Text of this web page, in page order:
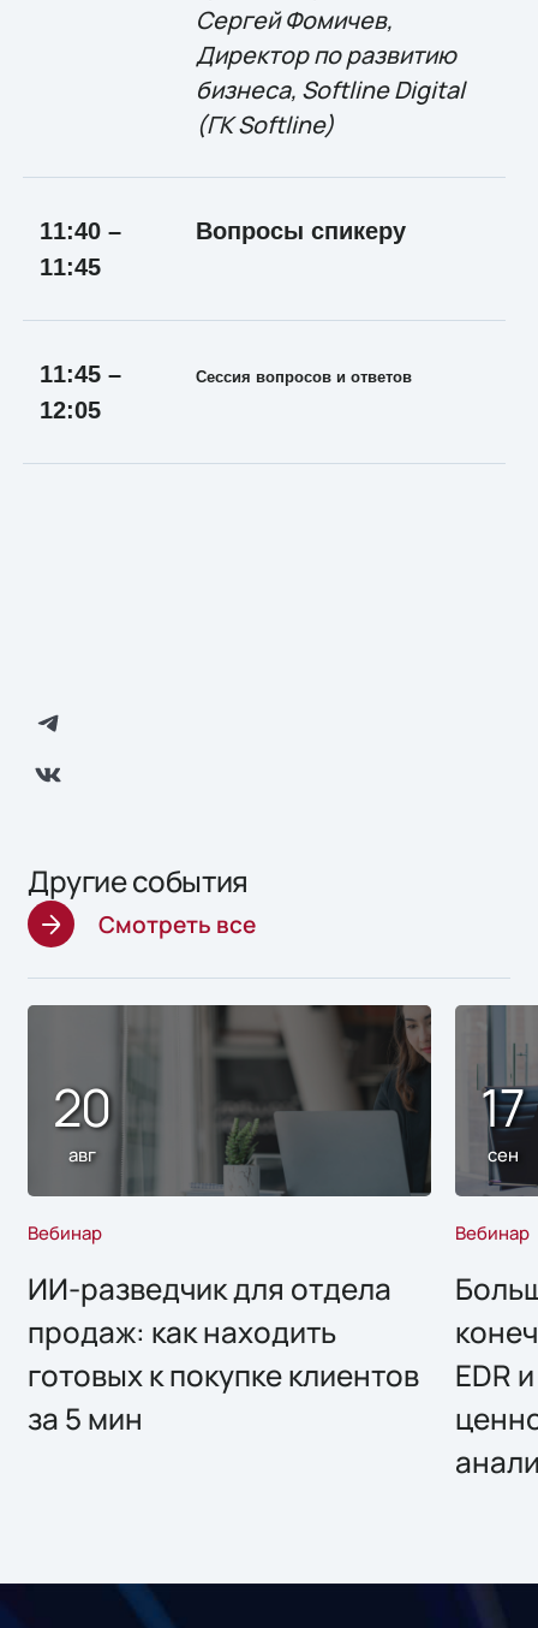
Сергей Фомичев,
Директор по развитию
бизнеса, Softline Digital
(ГК Softline)
11:40 –
11:45
Вопросы спикеру
11:45 –
12:05
Сессия вопросов и ответов
Другие события
Смотреть все
20
авг
Вебинар
ИИ-разведчик для отдела
продаж: как находить
готовых к покупке клиентов
за 5 мин
17
сен
Вебинар
EDR